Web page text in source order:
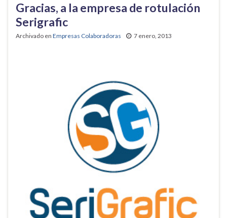
Gracias, a la empresa de rotulación
Serigrafic
Archivado en Empresas Colaboradoras 7 enero, 2013